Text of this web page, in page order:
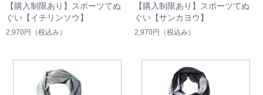
【購入制限あり】スポーツてぬ
ぐい【イチリンソウ】
2,970円 （税込み）
【購入制限あり】スポーツてぬ
ぐい【サンカヨウ】
2,970円 （税込み）